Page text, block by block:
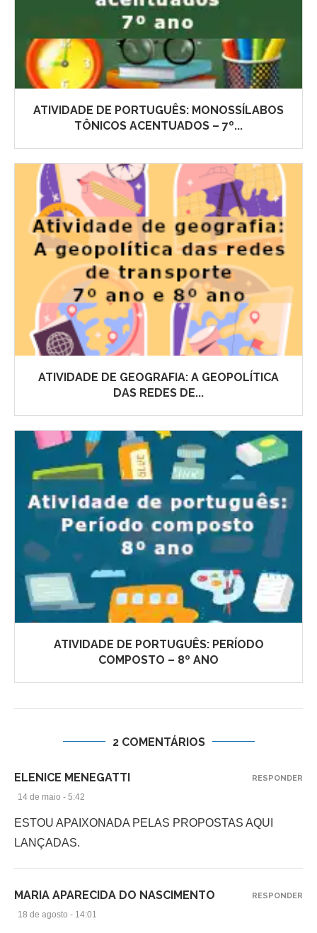
ATIVIDADE DE PORTUGUÊS: MONOSSÍLABOS
TÔNICOS ACENTUADOS – 7º...
ATIVIDADE DE GEOGRAFIA: A GEOPOLÍTICA
DAS REDES DE...
ATIVIDADE DE PORTUGUÊS: PERÍODO
COMPOSTO – 8º ANO
2 COMENTÁRIOS
ELENICE MENEGATTI
14 de maio - 5:42
ESTOU APAIXONADA PELAS PROPOSTAS AQUI
LANÇADAS.
RESPONDER
MARIA APARECIDA DO NASCIMENTO
18 de agosto - 14:01
RESPONDER